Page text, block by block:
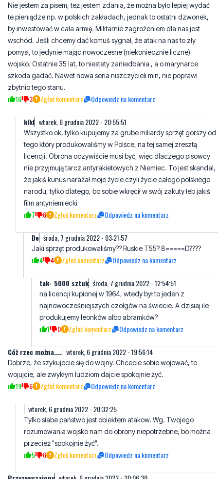
Nie jestem za pisem, też jestem zdania, że można było lepiej wydać
te pieniądze np. w polskich zakładach, jednak to ostatni dzwonek,
by inwestować w cała armię. Militarnie zagrożeniem dla nas jest
wschód. Jeśli chcemy dać komuś sygnał, że atak na nas to zły
pomysł, to jedynie mając nowoczesne (niekoniecznie liczne)
wojsko. Ostatnie 35 lat, to niestety zaniedbania , a o marynarce
szkoda gadać. Nawet nowa seria niszczycieli min, nie poprawi
zbytnio tego stanu.
16 3 Zgłoś komentarz Odpowiedz na komentarz
klkl wtorek, 6 grudnia 2022 - 20:55:51
Wszystko ok, tylko kupujemy za grube miliardy sprzęt gorszy od
tego który produkowaliśmy w Polsce, na tej samej zresztą
licencji. Obrona oczywiście musi być, więc dlaczego pisowcy
nie przyjmują tarcz antyrakietowych z Niemiec. To jest skandal,
że jakiś kunus narażał moje życie czyli życie całego polskiego
narodu, tylko dlatego, bo sobie wkręcił w swój zakuty łeb jakiś
film antyniemiecki
7 6 Zgłoś komentarz Odpowiedz na komentarz
De środa, 7 grudnia 2022 - 03:21:57
Jaki sprzęt produkowaliśmy?? Ruskie T55? 8=====D????
4 4 Zgłoś komentarz Odpowiedz na komentarz
tak- 5000 sztuk środa, 7 grudnia 2022 - 12:54:51
na licencji kupionej w 1964, wtedy był to jeden z
najnowocześniejszych czołgów na świecie. A dzisiaj ile
produkujemy leonków albo abramków?
1 0 Zgłoś komentarz Odpowiedz na komentarz
Cóż rzec można.... wtorek, 6 grudnia 2022 - 19:56:14
Dobrze, że szykujecie się do wojny. Chcecie sobie wojować, to
wojujcie, ale zwykłym ludziom dajcie spokojnie żyć.
19 6 Zgłoś komentarz Odpowiedz na komentarz
wtorek, 6 grudnia 2022 - 20:32:25
Tylko słabe państwo jest obiektem atakow. Wg. Twojego
rozumowania wojsko nam do obrony niepotrzebne, bo można
przecież "spokojnie żyć".
5 6 Zgłoś komentarz Odpowiedz na komentarz